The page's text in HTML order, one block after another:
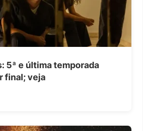
5ª e última temporada
final; veja